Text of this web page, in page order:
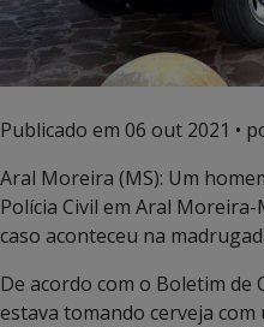
Publicado em 06 out 2021 •
Aral Moreira (MS): Um
Polícia Civil em Aral
caso aconteceu na
De acordo com o Boletim de
estava tomando cerveja